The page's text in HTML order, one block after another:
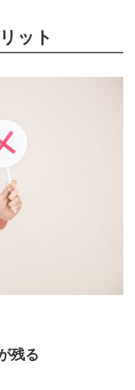
ット
残る